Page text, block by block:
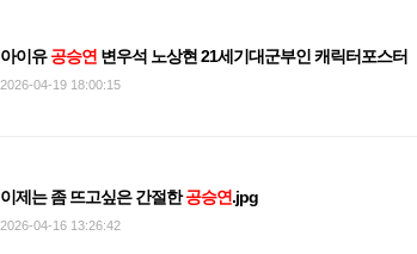
아이유공승연 변우석 노상현 21세기대군부인 캐릭터포스터
2026-04-19 18:00:15
이제는 좀 뜨고싶은 간절한공승연.jpg
2026-04-16 13:26:42